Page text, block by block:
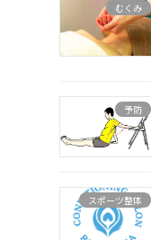
むくみ
予防
スポーツ整体